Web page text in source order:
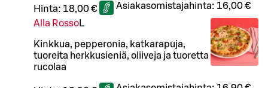
Hinta: 18,00 € Asiakasomistajahinta: 16,00 €
Alla RossoL
Kinkkua, pepperonia, katkarapuja,
tuoreita herkkusieniä, oliiveja ja tuoretta
rucolaa